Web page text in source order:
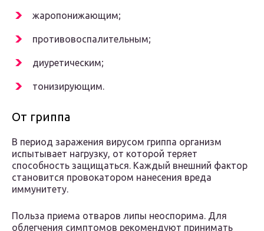
жаропонижающим;
противовоспалительным;
диуретическим;
тонизирующим.
От гриппа
В период заражения вирусом гриппа организм
испытывает нагрузку, от которой теряет
способность защищаться. Каждый внешний фактор
становится провокатором нанесения вреда
иммунитету.
Польза приема отваров липы неоспорима. Для
облегчения симптомов рекомендуют принимать